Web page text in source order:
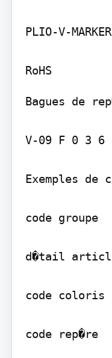
PLIO-V-
RoHS
Bagues de
V-09 F 0 3
Exemples de
code groupe
d�tail
code coloris
code rep�re